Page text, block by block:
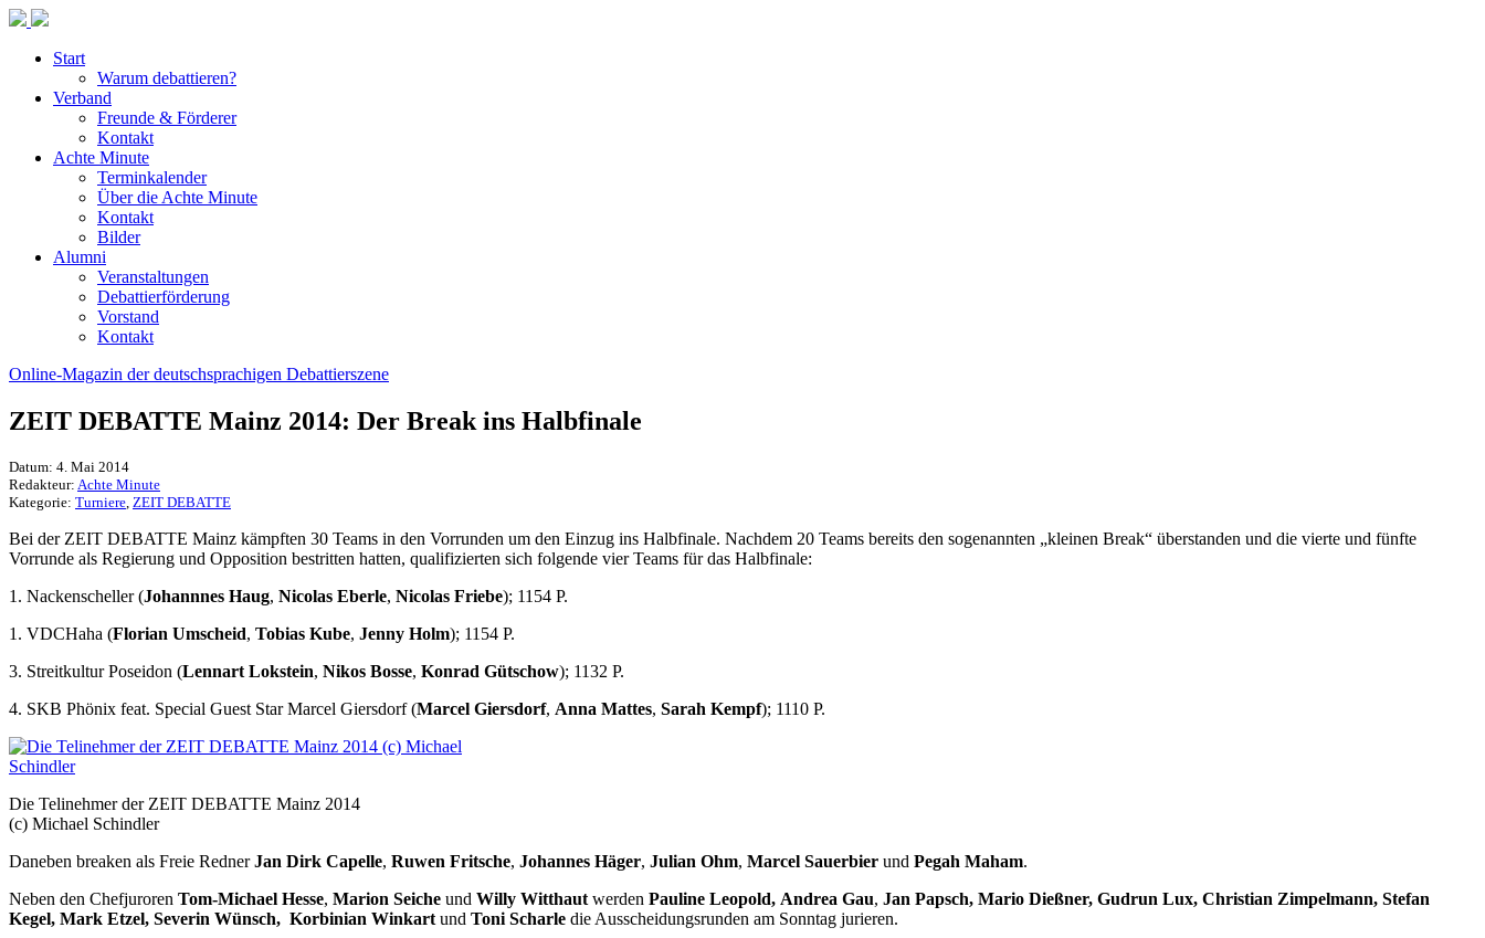
Start
Warum debattieren?
Verband
Freunde & Förderer
Kontakt
Achte Minute
Terminkalender
Über die Achte Minute
Kontakt
Bilder
Alumni
Veranstaltungen
Debattierförderung
Vorstand
Kontakt
Online-Magazin der deutschsprachigen Debattierszene
ZEIT DEBATTE Mainz 2014: Der Break ins Halbfinale
Datum: 4. Mai 2014
Redakteur: Achte Minute
Kategorie: Turniere ZEIT DEBATTE
Bei der ZEIT DEBATTE Mainz kämpften 30 Teams in den Vorrunden um den Einzug ins Halbfinale. Nachdem 20 Teams bereits den sogenannten „kleinen Break“ überstanden und die vierte und fünfte
Vorrunde als Regierung und Opposition bestritten hatten, qualifizierten sich folgende vier Teams für das Halbfinale:
1. Nackenscheller (Johannnes Haug, Nicolas Eberle, Nicolas Friebe); 1154 P.
1. VDCHaha (Florian Umscheid, Tobias Kube, Jenny Holm); 1154 P.
3. Streitkultur Poseidon (Lennart Lokstein, Nikos Bosse, Konrad Gütschow); 1132 P.
4. SKB Phönix feat. Special Guest Star Marcel Giersdorf (Marcel Giersdorf, Anna Mattes, Sarah Kempf); 1110 P.
Die Telinehmer der ZEIT DEBATTE Mainz 2014
(c) Michael Schindler
Daneben breaken als Freie RednerJan Dirk Capelle, Ruwen Fritsche, Johannes Häger, Julian Ohm, Marcel Sauerbier und Pegah Maham.
Neben den Chefjuroren Tom-Michael Hesse, Marion Seiche und Willy Witthaut werden Pauline Leopold, Andrea Gau, Jan Papsch, Mario Dießner, Gudrun Lux, Christian Zimpelmann, Stefan
Kegel, Mark Etzel, Severin Wünsch, Korbinian Winkart und Toni Scharle die Ausscheidungsrunden am Sonntag jurieren.